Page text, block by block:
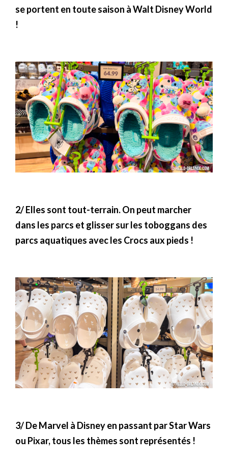
se portent en toute saison à Walt Disney World
!
2/ Elles sont tout-terrain. On peut marcher
dans les parcs et glisser sur les toboggans des
parcs aquatiques avec les Crocs aux pieds !
3/ De Marvel à Disney en passant par Star Wars
ou Pixar, tous les thèmes sont représentés !